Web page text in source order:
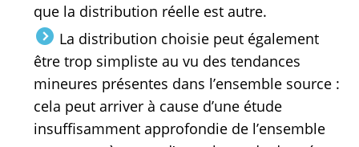
que la distribution réelle est autre.
La distribution choisie peut également
être trop simpliste au vu des tendances
mineures présentes dans l’ensemble source :
cela peut arriver à cause d’une étude
insuffisamment approfondie de l’ensemble